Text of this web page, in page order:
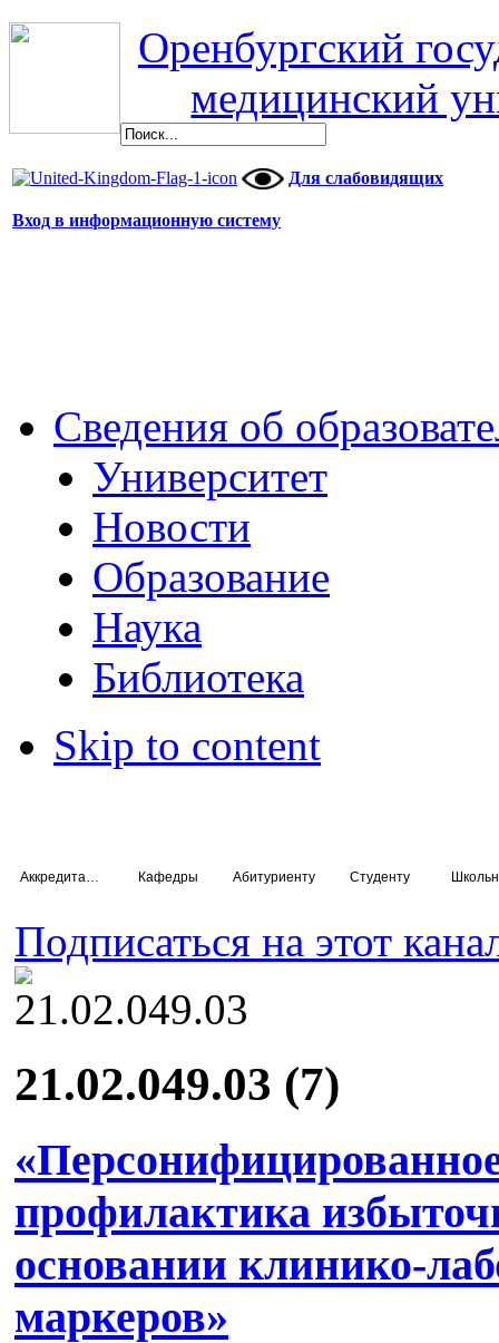
Оренбургский
медицинский
Для слабовидящих
Вход в информационную систему
Сведения об
Университет
Новости
Образование
Наука
Библиотека
Skip to content
Кафедры Абитуриенту Студенту
Подписаться на этот
21.02.049.03 (7)
профилактика
основании клинико-
маркеров»